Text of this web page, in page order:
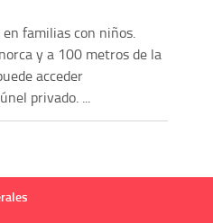
familias con niños.
y a 100 metros de la
acceder
privado. ...